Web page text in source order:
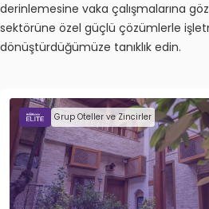
derinlemesine vaka çalışmalarına
sektörüne özel güçlü çözümlerle
dönüştürdüğümüze tanıklık edin.
Grup Oteller ve Zincirler